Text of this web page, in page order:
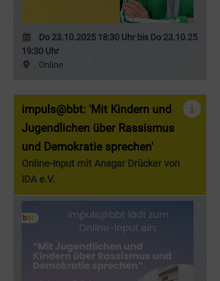
Do 23.10.2025 18:30 Uhr bis Do 23.10.25
19:30 Uhr
Online
impuls@bbt: 'Mit Kindern und
Jugendlichen über Rassismus
und Demokratie sprechen'
Online-Input mit Ansgar Drücker von
IDA e.V.